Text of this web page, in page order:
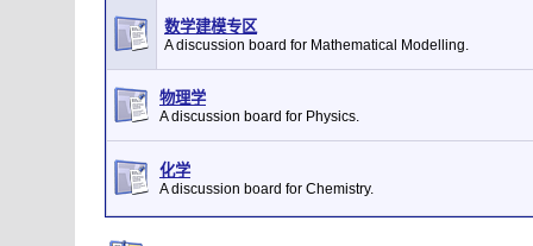
数学建模专区
A discussion board for Mathematical Modelling.
物理学
A discussion board for Physics.
化学
A discussion board for Chemistry.